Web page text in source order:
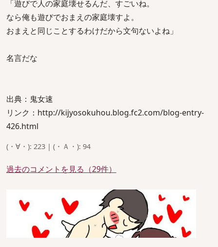
「遊びで人の家庭壊せるんだ、すごいね。
なら俺も遊びでおまえの家庭壊すよ。
おまえと同じことするわけだから文句ないよね」
名言だな
出典：鬼女速
リンク：http://kijyosokuhou.blog.fc2.com/blog-entry-
426.html
(・∀・): 223 | (・Ａ・): 94
過去のコメントを見る（29件）